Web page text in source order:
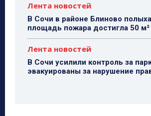
Лента новостей
В Сочи в районе Блиново
площадь пожара достигла 50 м²
Лента новостей
В Сочи усилили контроль за
эвакуированы за нарушение